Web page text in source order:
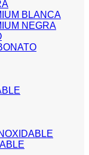
BLANCA
NEGRA